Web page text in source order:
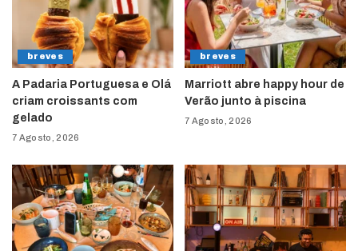
breves
A Padaria Portuguesa e Olá
criam croissants com
gelado
7 Agosto, 2026
breves
Marriott abre happy hour de
Verão junto à piscina
7 Agosto, 2026